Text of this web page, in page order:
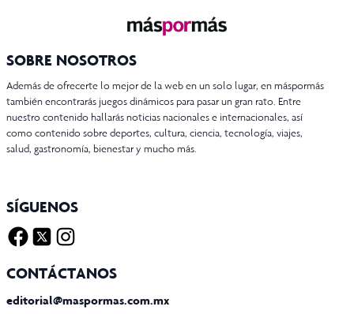
SOBRE NOSOTROS
Además de ofrecerte lo mejor de la web en un solo lugar, en máspormás
también encontrarás juegos dinámicos para pasar un gran rato. Entre
nuestro contenido hallarás noticias nacionales e internacionales, así
como contenido sobre deportes, cultura, ciencia, tecnología, viajes,
salud, gastronomía, bienestar y mucho más.
SÍGUENOS
CONTÁCTANOS
editorial@maspormas.com.mx